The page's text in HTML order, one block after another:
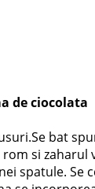
de ciocolata
bat
si
spatule. Se